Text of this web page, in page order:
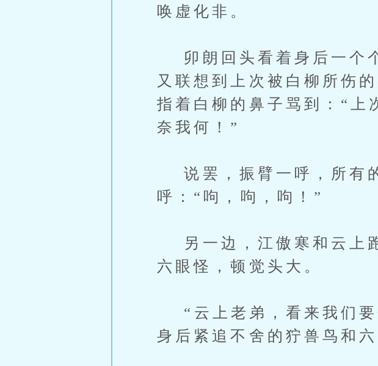
唤虚化非。
卯朗回头看着身后一个
又联想到上次被白柳所伤
指着白柳的鼻子骂到：“上
奈我何！”
说罢，振臂一呼，所有
呼：“呴，呴，呴！”
另一边，江傲寒和云上
六眼怪，顿觉头大。
“云上老弟，看来我们要
身后紧追不舍的狞兽鸟和